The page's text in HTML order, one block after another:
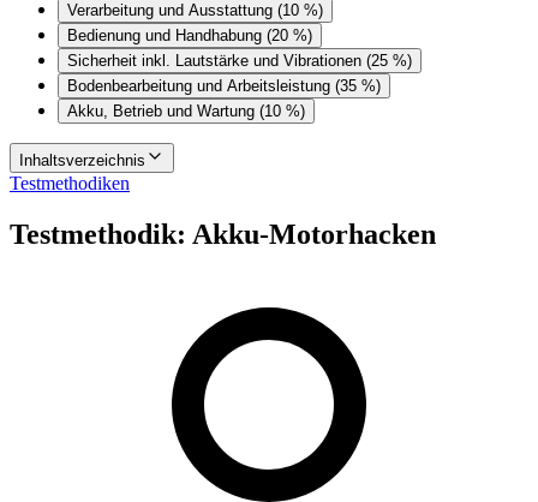
Verarbeitung und Ausstattung (10 %)
Bedienung und Handhabung (20 %)
Sicherheit inkl. Lautstärke und Vibrationen (25 %)
Bodenbearbeitung und Arbeitsleistung (35 %)
Akku, Betrieb und Wartung (10 %)
Inhaltsverzeichnis
Testmethodiken
Testmethodik: Akku-Motorhacken